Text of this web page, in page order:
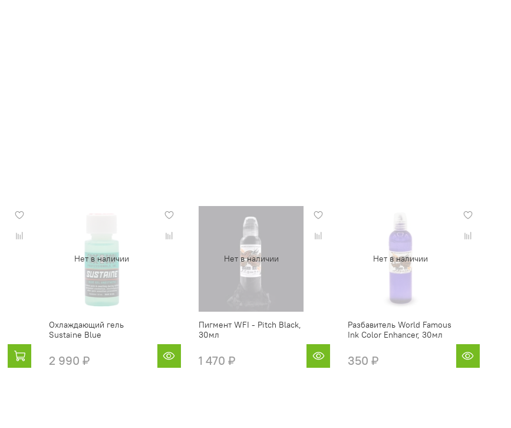
Нет в наличии
Охлаждающий гель
Sustaine Blue
2 990 ₽
Нет в наличии
Пигмент WFI - Pitch Black,
30мл
1 470 ₽
Нет в наличии
Разбавитель World Famous
Ink Color Enhancer, 30мл
350 ₽